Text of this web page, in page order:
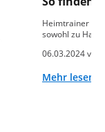
Heimtrainer
sowohl zu
06.03.2024 von
Mehr lesen